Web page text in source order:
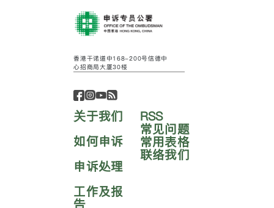
香港干诺道中168-200号信德中
心招商局大厦30楼
关于我们
如何申诉
申诉处理
工作及报
告
RSS
常见问题
常用表格
联络我们